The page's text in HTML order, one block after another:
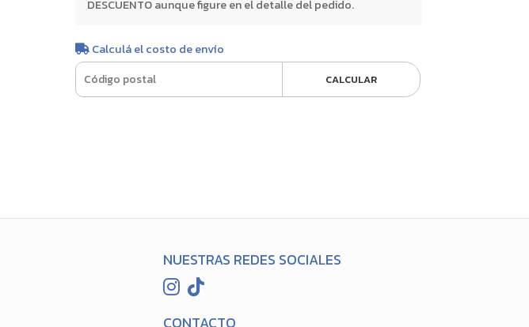
DESCUENTO aunque figure en el detalle del pedido.
Calculá el costo de envío
CALCULAR
NUESTRAS REDES SOCIALES